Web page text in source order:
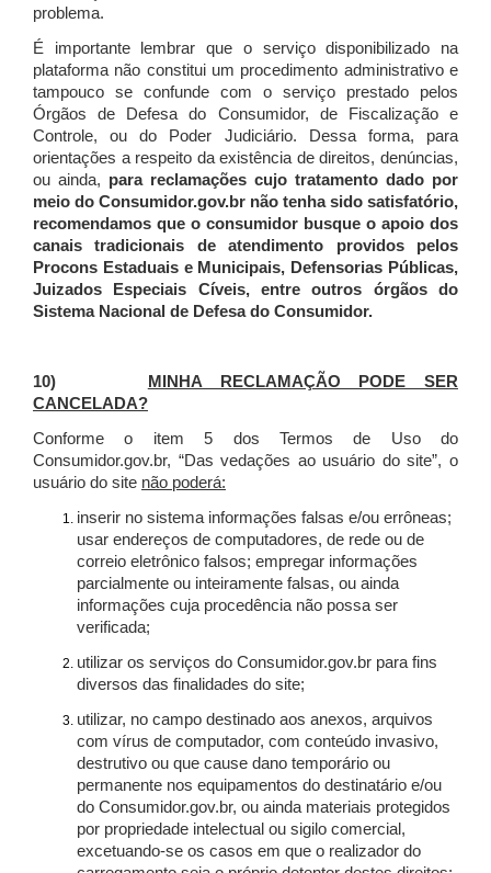
problema.
É importante lembrar que o serviço disponibilizado na
plataforma não constitui um procedimento administrativo e
tampouco se confunde com o serviço prestado pelos
Órgãos de Defesa do Consumidor, de Fiscalização e
Controle, ou do Poder Judiciário. Dessa forma, para
orientações a respeito da existência de direitos, denúncias,
ou ainda, para reclamações cujo tratamento dado por
meio do Consumidor.gov.br não tenha sido satisfatório,
recomendamos que o consumidor busque o apoio dos
canais tradicionais de atendimento providos pelos
Procons Estaduais e Municipais, Defensorias Públicas,
Juizados Especiais Cíveis, entre outros órgãos do
Sistema Nacional de Defesa do Consumidor.
10)
MINHA RECLAMAÇÃO PODE SER
CANCELADA?
Conforme o item 5 dos Termos de Uso do
Consumidor.gov.br, “Das vedações ao usuário do site”, o
usuário do site não poderá:
inserir no sistema informações falsas e/ou errôneas;
usar endereços de computadores, de rede ou de
correio eletrônico falsos; empregar informações
parcialmente ou inteiramente falsas, ou ainda
informações cuja procedência não possa ser
verificada;
utilizar os serviços do Consumidor.gov.br para fins
diversos das finalidades do site;
utilizar, no campo destinado aos anexos, arquivos
com vírus de computador, com conteúdo invasivo,
destrutivo ou que cause dano temporário ou
permanente nos equipamentos do destinatário e/ou
do Consumidor.gov.br, ou ainda materiais protegidos
por propriedade intelectual ou sigilo comercial,
excetuando-se os casos em que o realizador do